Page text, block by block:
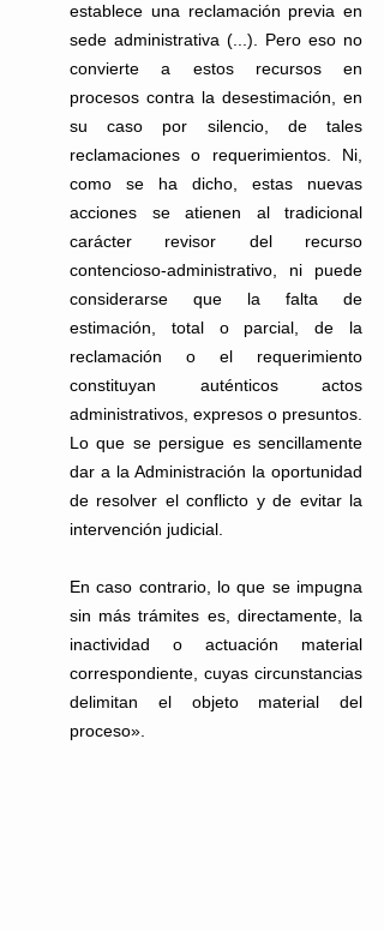
establece una reclamación previa en
sede administrativa (...). Pero eso no
convierte a estos recursos en
procesos contra la desestimación, en
su caso por silencio, de tales
reclamaciones o requerimientos. Ni,
como se ha dicho, estas nuevas
acciones se atienen al tradicional
carácter revisor del recurso
contencioso-administrativo, ni puede
considerarse que la falta de
estimación, total o parcial, de la
reclamación o el requerimiento
constituyan auténticos actos
administrativos, expresos o presuntos.
Lo que se persigue es sencillamente
dar a la Administración la oportunidad
de resolver el conflicto y de evitar la
intervención judicial.
En caso contrario, lo que se impugna
sin más trámites es, directamente, la
inactividad o actuación material
correspondiente, cuyas circunstancias
delimitan el objeto material del
proceso».